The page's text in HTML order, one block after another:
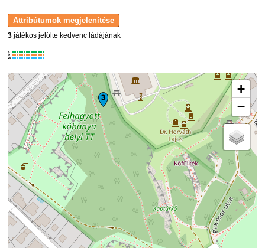
3 játékos jelölte kedvenc ládájának
K
R
W
+
−